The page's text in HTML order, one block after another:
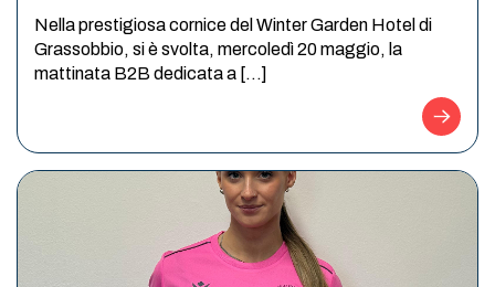
Nella prestigiosa cornice del Winter Garden Hotel di
Grassobbio, si è svolta, mercoledì 20 maggio, la
mattinata B2B dedicata a […]